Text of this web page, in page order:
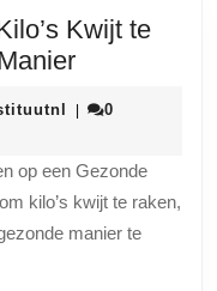
Kwijt te
Effectieve
om
Kwijt
te
Raken
sophiainstituutnl
|
0
op een Gezonde
kilo’s kwijt te raken,
manier te